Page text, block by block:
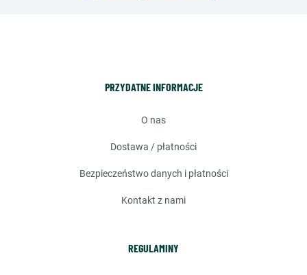
PRZYDATNE INFORMACJE
o nas
dostawa / płatności
bezpieczeństwo danych i płatności
kontakt z nami
REGULAMINY